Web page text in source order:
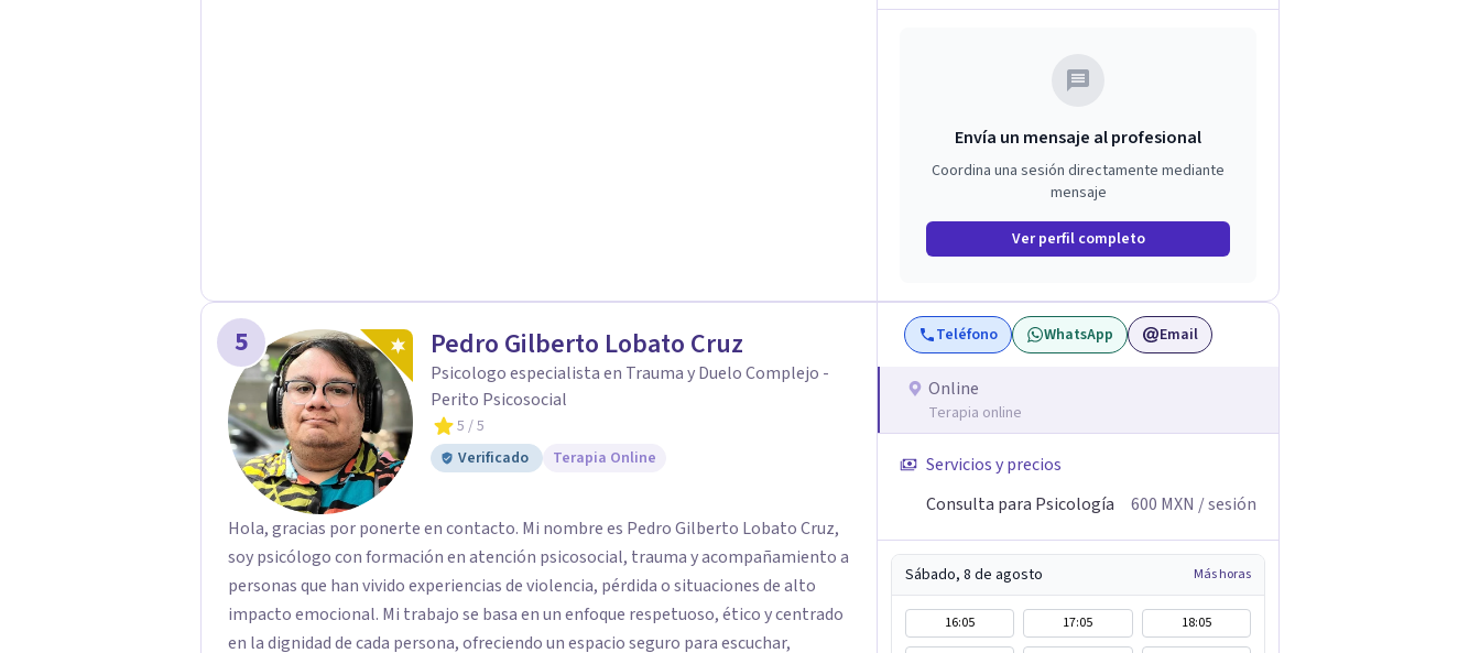
Envía un mensaje al profesional
Coordina una sesión directamente mediante
mensaje
Ver perfil completo
5 Pedro Gilberto Lobato Cruz
Psicologo especialista en Trauma y Duelo Complejo -
Perito Psicosocial
5 / 5
Verificado
Terapia Online
Hola, gracias por ponerte en contacto. Mi nombre es Pedro Gilberto Lobato Cruz,
soy psicólogo con formación en atención psicosocial, trauma y acompañamiento a
personas que han vivido experiencias de violencia, pérdida o situaciones de alto
impacto emocional. Mi trabajo se basa en un enfoque respetuoso, ético y centrado
en la dignidad de cada persona, ofreciendo un espacio seguro para escuchar,
Teléfono WhatsApp Email
Online
Terapia online
Servicios y precios
Consulta para Psicología
600 MXN / sesión
Sábado, 8 de agosto Más horas
16:05 17:05
18:05